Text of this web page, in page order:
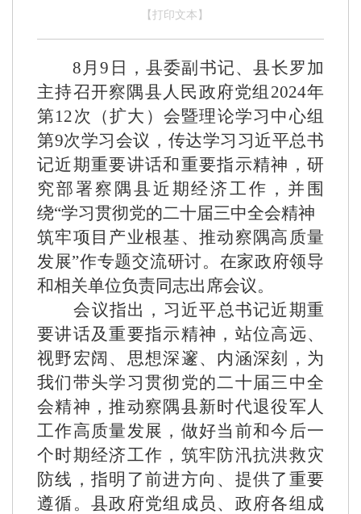
【打印文本】
8月9日，县委副书记、县长罗加
主持召开察隅县人民政府党组2024年
第12次（扩大）会暨理论学习中心组
第9次学习会议， 传达学习习近平总书
记近期重要讲话和重要指示精神，研
究部署察隅县近期经济工作，并围
绕“学习贯彻党的二十届三中全会精神
筑牢项目产业根基、推动察隅高质量
发展”作专题交流研讨。 在家政府领导
和相关单位负责同志出 席会议。
会议指出， 习近平总书记近期重
要讲话及重要指示精神 ，站位高远、
视野宏阔、思想深邃、内涵深刻，为
我们带头学习贯彻党的二十届三中全
会精神，推动察隅县新时代退役军人
工作高质量发展， 做好当前和今后一
个时期经济工作 ，筑牢防汛抗洪救灾
防线， 指明了前进方向、提供了重要
遵循。县政府党组成员、政府各组成